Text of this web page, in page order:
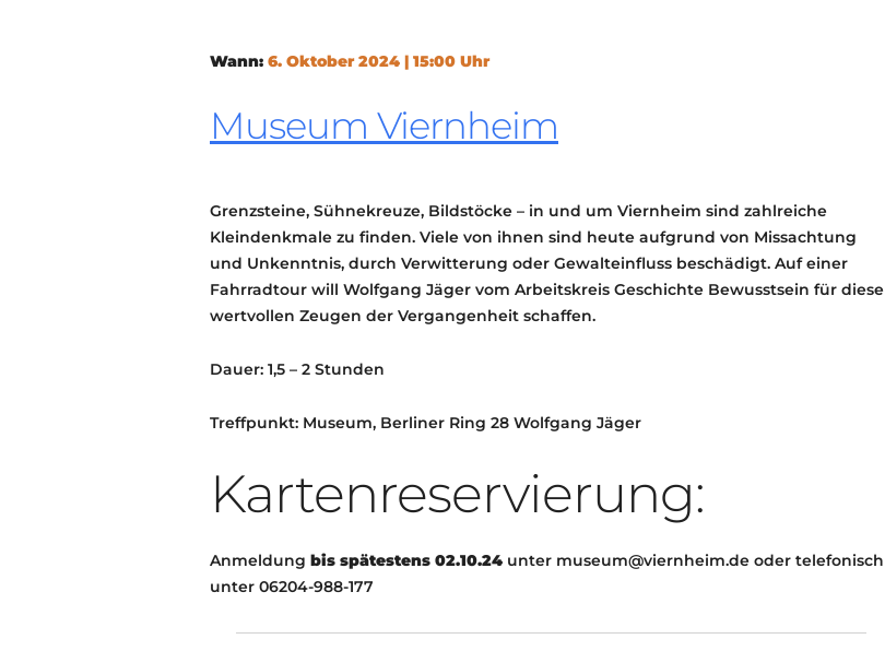
IMPRESSUM
Wann: 6. Oktober 2024 | 15:00 Uhr
Museum Viernheim
Grenzsteine, Sühnekreuze, Bildstöcke – in und um Viernheim sind zahlreiche
Kleindenkmale zu finden. Viele von ihnen sind heute aufgrund von Missachtung
und Unkenntnis, durch Verwitterung oder Gewalteinfluss beschädigt. Auf einer
Fahrradtour will Wolfgang Jäger vom Arbeitskreis Geschichte Bewusstsein für diese
wertvollen Zeugen der Vergangenheit schaffen.
Dauer: 1,5 – 2 Stunden
Treffpunkt: Museum, Berliner Ring 28 Wolfgang Jäger
Kartenreservierung:
Anmeldung bis spätestens 02.10.24 unter museum@viernheim.de oder telefonisch
unter 06204-988-177